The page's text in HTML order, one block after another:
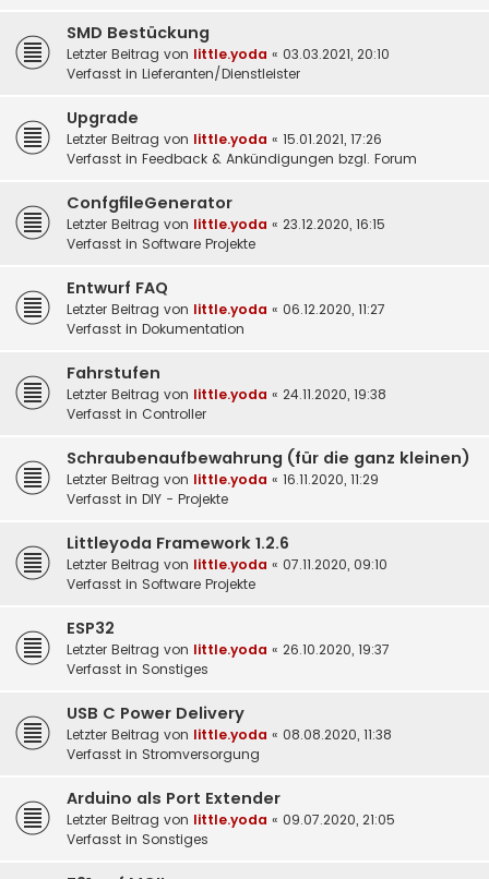
SMD Bestückung
Letzter Beitrag von little.yoda « 03.03.2021, 20:10
Verfasst in Lieferanten/Dienstleister
Upgrade
Letzter Beitrag von little.yoda « 15.01.2021, 17:26
Verfasst in Feedback & Ankündigungen bzgl. Forum
ConfgfileGenerator
Letzter Beitrag von little.yoda « 23.12.2020, 16:15
Verfasst in Software Projekte
Entwurf FAQ
Letzter Beitrag von little.yoda « 06.12.2020, 11:27
Verfasst in Dokumentation
Fahrstufen
Letzter Beitrag von little.yoda « 24.11.2020, 19:38
Verfasst in Controller
Schraubenaufbewahrung (für die ganz kleinen)
Letzter Beitrag von little.yoda « 16.11.2020, 11:29
Verfasst in DIY - Projekte
Littleyoda Framework 1.2.6
Letzter Beitrag von little.yoda « 07.11.2020, 09:10
Verfasst in Software Projekte
ESP32
Letzter Beitrag von little.yoda « 26.10.2020, 19:37
Verfasst in Sonstiges
USB C Power Delivery
Letzter Beitrag von little.yoda « 08.08.2020, 11:38
Verfasst in Stromversorgung
Arduino als Port Extender
Letzter Beitrag von little.yoda « 09.07.2020, 21:05
Verfasst in Sonstiges